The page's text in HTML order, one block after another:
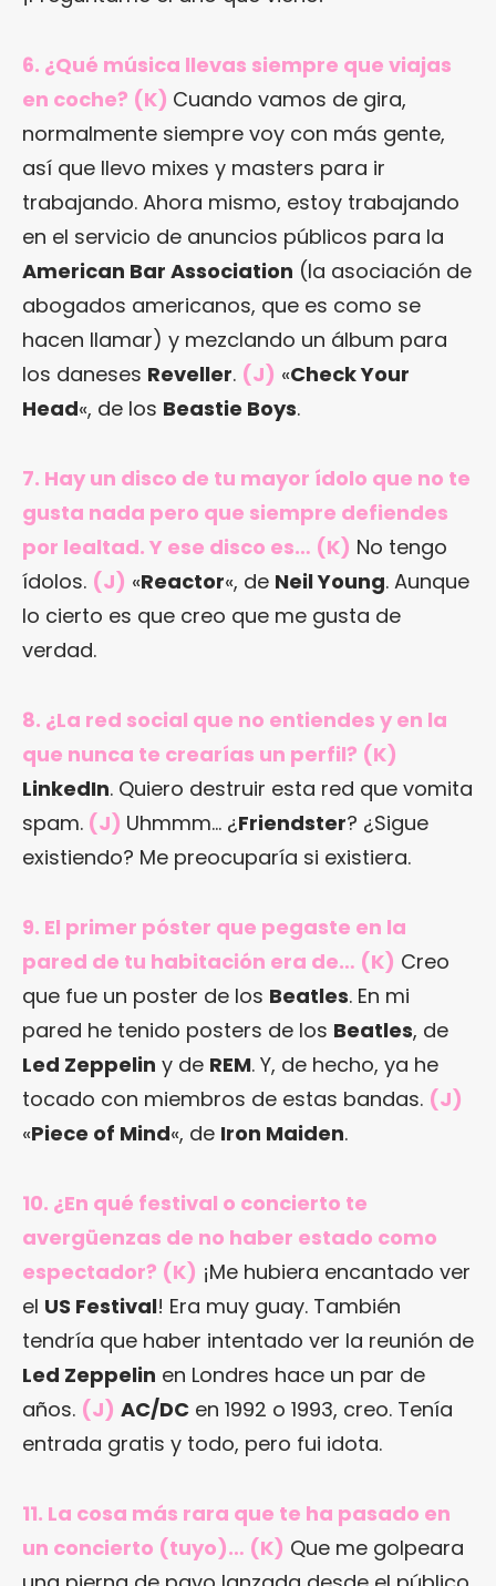
6. ¿Qué música llevas siempre que viajas
en coche? (K) Cuando vamos de gira,
normalmente siempre voy con más gente,
así que llevo mixes y masters para ir
trabajando. Ahora mismo, estoy trabajando
en el servicio de anuncios públicos para la
American Bar Association (la asociación de
abogados americanos, que es como se
hacen llamar) y mezclando un álbum para
los daneses Reveller. (J) «Check Your
Head«, de los Beastie Boys.
7. Hay un disco de tu mayor ídolo que no te
gusta nada pero que siempre defiendes
por lealtad. Y ese disco es… (K) No tengo
ídolos. (J) «Reactor«, de Neil Young. Aunque
lo cierto es que creo que me gusta de
verdad.
8. ¿La red social que no entiendes y en la
que nunca te crearías un perfil? (K)
LinkedIn. Quiero destruir esta red que vomita
spam. (J) Uhmmm… ¿Friendster? ¿Sigue
existiendo? Me preocuparía si existiera.
9. El primer póster que pegaste en la
pared de tu habitación era de… (K) Creo
que fue un poster de los Beatles. En mi
pared he tenido posters de los Beatles, de
Led Zeppelin y de REM. Y, de hecho, ya he
tocado con miembros de estas bandas. (J)
«Piece of Mind«, de Iron Maiden.
10. ¿En qué festival o concierto te
avergüenzas de no haber estado como
espectador? (K) ¡Me hubiera encantado ver
el US Festival! Era muy guay. También
tendría que haber intentado ver la reunión de
Led Zeppelin en Londres hace un par de
años. (J) AC/DC en 1992 o 1993, creo. Tenía
entrada gratis y todo, pero fui idota.
11. La cosa más rara que te ha pasado en
un concierto (tuyo)… (K) Que me golpeara